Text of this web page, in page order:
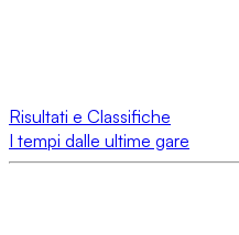
Risultati e Classifiche
I tempi dalle ultime gare